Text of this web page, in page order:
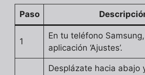
Paso
1
En tu teléfono
aplicación ‘Ajustes’.
Desplázate hacia abajo